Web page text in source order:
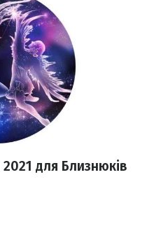
2021 для Близнюків